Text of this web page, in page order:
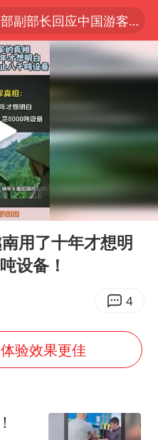
泰交通部副部长回应中国游客遭歧视
下 运动上场
1岁宝宝碰坏纸巾盒 宝妈被索赔924元
支付5.67亿美元
OpenAI为免费用户升级GPT-5.6 Luna
47岁妈妈突然产女 26岁女儿：很震惊
盘中涨停
空抛物嫌疑人被拘留
豚最新路径研判来了
完成新版全月地质图
00:13
用了十年才想明
设备！
4
验效果更佳